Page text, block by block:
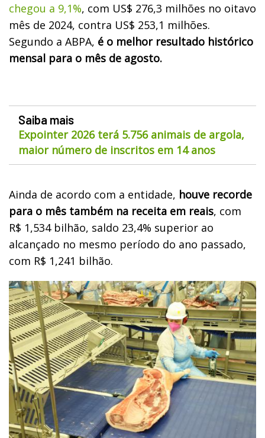
chegou a 9,1%, com US$ 276,3 milhões no oitavo
mês de 2024, contra US$ 253,1 milhões.
Segundo a ABPA, é o melhor resultado histórico
mensal para o mês de agosto.
Saiba mais
Expointer 2026 terá 5.756 animais de argola,
maior número de inscritos em 14 anos
Ainda de acordo com a entidade, houve recorde
para o mês também na receita em reais, com
R$ 1,534 bilhão, saldo 23,4% superior ao
alcançado no mesmo período do ano passado,
com R$ 1,241 bilhão.